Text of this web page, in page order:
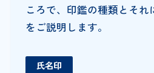
ころで、印鑑の種類とそれ
をご説明します。
氏名印